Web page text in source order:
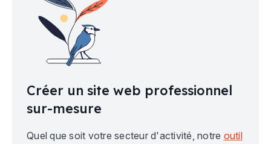
Créer un site web professionnel
sur-mesure
Quel que soit votre secteur d'activité, notre outil